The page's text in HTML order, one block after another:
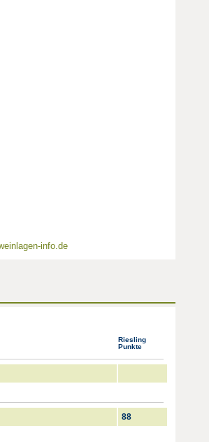
info.de
Riesling
Punkte
88